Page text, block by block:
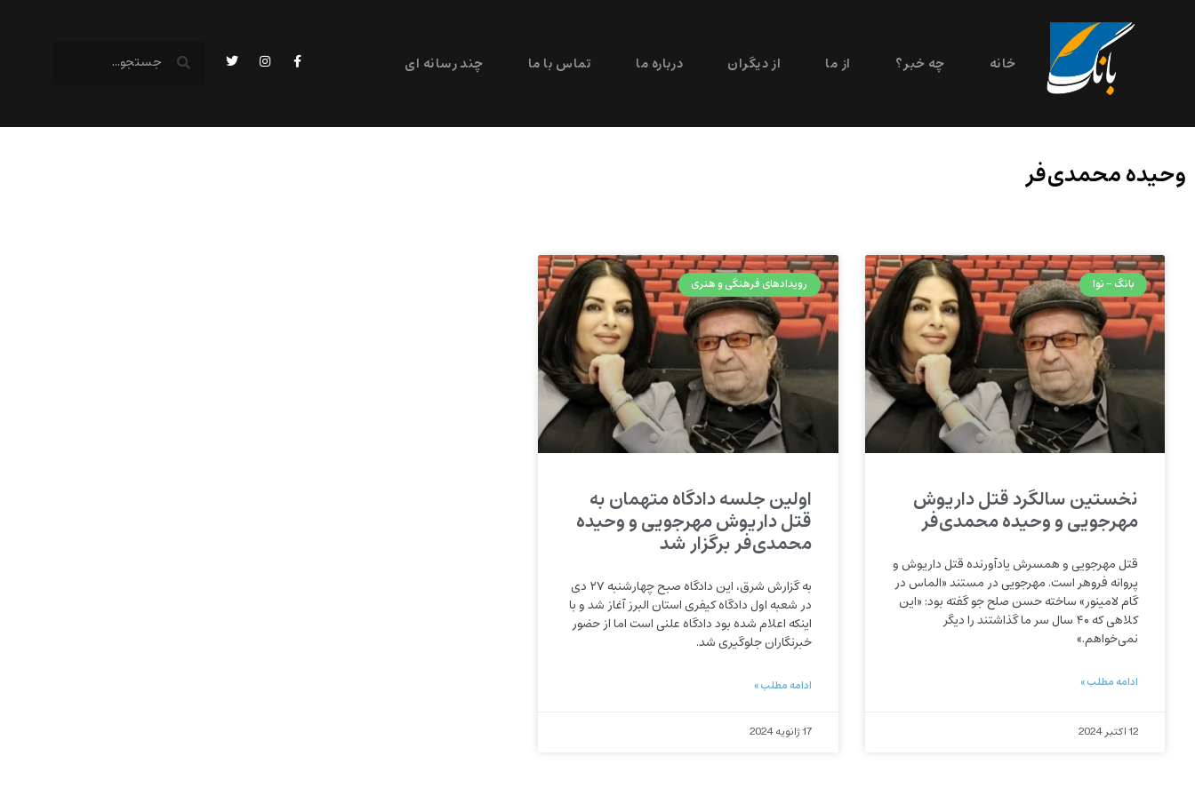
خانه چه خبر؟ از ما از دیگران درباره ما تماس با ما چند رسانه ای
وحیده محمدی‌فر
بانگ - نوا
نخستین سالگرد قتل داریوش
مهرجویی و وحیده محمدی‌فر
قتل مهرجویی و همسرش یادآورنده قتل داریوش و
پروانه فروهر است. مهرجویی در مستند «الماس در
گام لامینور» ساخته حسن صلح جو گفته بود: «این
کلاهی که ۴۰ سال سر ما گذاشتند را دیگر
نمی‌خواهم.»
ادامه مطلب »
12 اکتبر 2024
رویدادهای فرهنگی و هنری
اولین جلسه دادگاه متهمان به
قتل داریوش مهرجویی و وحیده
محمدی‌فر برگزار شد
به گزارش شرق، این دادگاه صبح چهارشنبه ۲۷ دی‌
در شعبه اول دادگاه کیفری استان البرز آغاز شد و با
اینکه اعلام شده بود دادگاه علنی است اما از حضور
خبرنگاران جلوگیری شد.
ادامه مطلب »
17 ژانویه 2024